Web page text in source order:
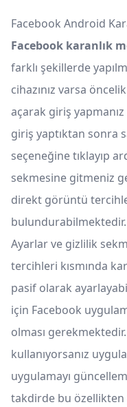
Facebook Android
Facebook karanlık
farklı şekillerde
cihazınız varsa
açarak giriş
giriş yaptıktan sonra
seçeneğine tıklayıp
sekmesine gitmeniz
direkt görüntü
bulundurabilmektedir.
Ayarlar ve gizlilik
tercihleri kısmında
pasif olarak
için Facebook
olması
kullanıyorsanız
uygulamayı
takdirde bu özellikten